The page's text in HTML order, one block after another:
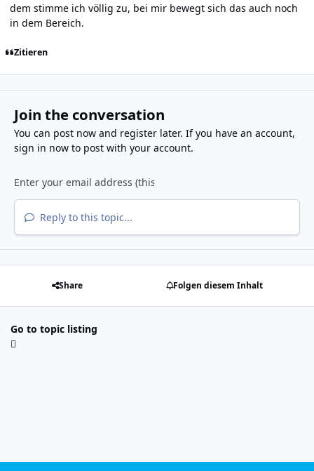
dem stimme ich völlig zu, bei mir bewegt sich das auch noch
in dem Bereich.
Zitieren
Join the conversation
You can post now and register later. If you have an account,
sign in nowto post with your account.
Reply to this topic...
Share Folgen diesem Inhalt
Go to topic listing